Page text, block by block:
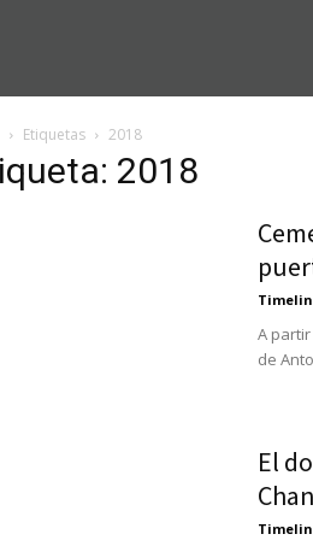
Etiquetas 2018
2018
A
de
El